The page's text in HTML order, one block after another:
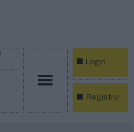
Login
Registro